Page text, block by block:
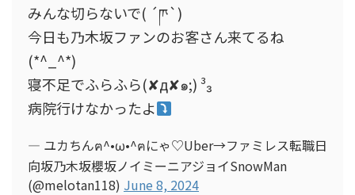
みんな切らないで( ´ཫ`)
今日も乃木坂ファンのお客さん来てるね
(*^_^*)
寝不足でふらふら(✘д✘๑;) ³₃
病院行けなかったよ
— ユカちんฅ^•ω•^ฅにゃ♡Uber→ファミレス転職日
向坂乃木坂櫻坂ノイミーニアジョイSnowMan
(@melotan118) June 8, 2024